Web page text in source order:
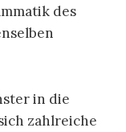
des
in die
zahlreiche